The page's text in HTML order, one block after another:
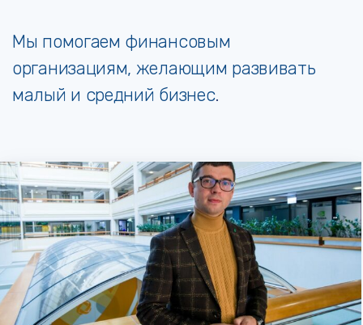
Мы помогаем финансовым
организациям, желающим развивать
малый и средний бизнес.